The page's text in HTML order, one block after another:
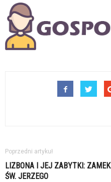
Poprzedni artykuł
LIZBONA I JEJ ZABYTKI: ZAMEK
ŚW. JERZEGO